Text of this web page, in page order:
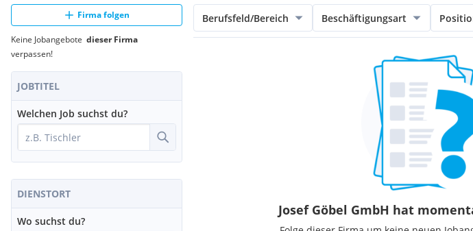
Firma folgen
Keine Jobangebote dieser Firma
verpassen!
JOBTITEL
Welchen Job suchst du?
DIENSTORT
Wo suchst du?
Berufsfeld/Bereich Beschäftigungsart
Josef Göbel GmbH hat